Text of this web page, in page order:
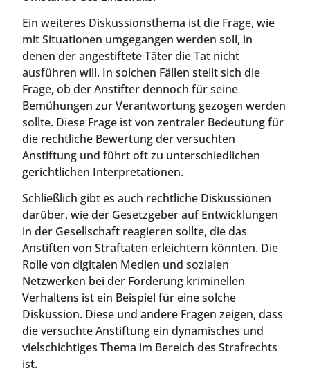
Ein weiteres Diskussionsthema ist die Frage, wie
mit Situationen umgegangen werden soll, in
denen der angestiftete Täter die Tat nicht
ausführen will. In solchen Fällen stellt sich die
Frage, ob der Anstifter dennoch für seine
Bemühungen zur Verantwortung gezogen werden
sollte. Diese Frage ist von zentraler Bedeutung für
die rechtliche Bewertung der versuchten
Anstiftung und führt oft zu unterschiedlichen
gerichtlichen Interpretationen.
Schließlich gibt es auch rechtliche Diskussionen
darüber, wie der Gesetzgeber auf Entwicklungen
in der Gesellschaft reagieren sollte, die das
Anstiften von Straftaten erleichtern könnten. Die
Rolle von digitalen Medien und sozialen
Netzwerken bei der Förderung kriminellen
Verhaltens ist ein Beispiel für eine solche
Diskussion. Diese und andere Fragen zeigen, dass
die versuchte Anstiftung ein dynamisches und
vielschichtiges Thema im Bereich des Strafrechts
ist.